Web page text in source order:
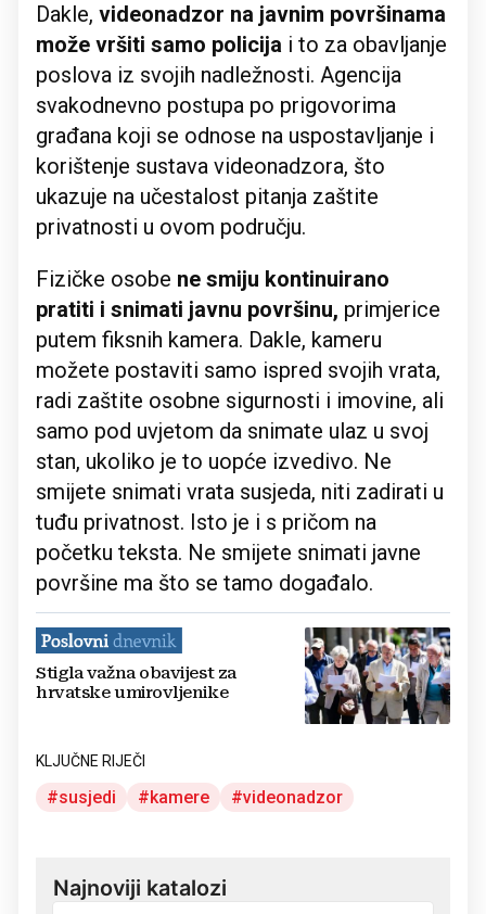
Dakle, videonadzor na javnim površinama
može vršiti samo policija i to za obavljanje
poslova iz svojih nadležnosti. Agencija
svakodnevno postupa po prigovorima
građana koji se odnose na uspostavljanje i
korištenje sustava videonadzora, što
ukazuje na učestalost pitanja zaštite
privatnosti u ovom području.
Fizičke osobe ne smiju kontinuirano
pratiti i snimati javnu površinu, primjerice
putem fiksnih kamera. Dakle, kameru
možete postaviti samo ispred svojih vrata,
radi zaštite osobne sigurnosti i imovine, ali
samo pod uvjetom da snimate ulaz u svoj
stan, ukoliko je to uopće izvedivo. Ne
smijete snimati vrata susjeda, niti zadirati u
tuđu privatnost. Isto je i s pričom na
početku teksta. Ne smijete snimati javne
površine ma što se tamo događalo.
Stigla važna obavijest za
hrvatske umirovljenike
KLJUČNE RIJEČI
susjedi kamere videonadzor